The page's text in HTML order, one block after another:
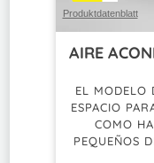
Produktdatenblatt
AIRE
EL MODELO
ESPACIO
COMO
PEQUEÑOS